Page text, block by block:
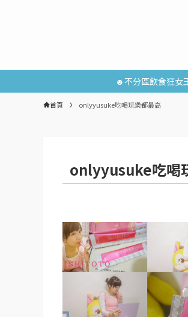
☻不分區飲食狂女
首頁 onlyyusuke吃喝玩樂都最高
onlyyusuke吃喝